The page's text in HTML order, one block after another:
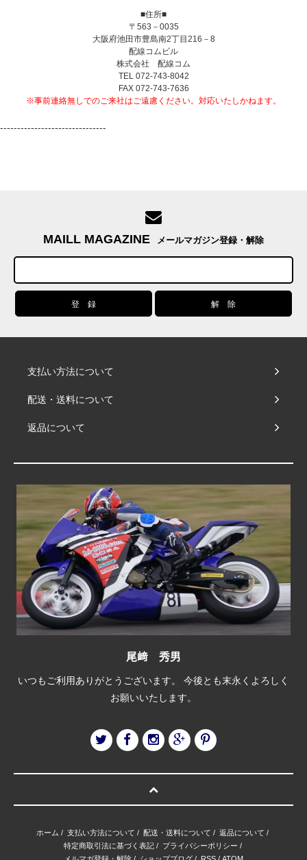
■住所■
〒563－0035
大阪府池田市豊島南2丁目216－8
配線コムビル
株式会社 配線コム
TEL 072-743-8042
FAX 072-743-7636
※事前連絡無しでのご来社はご遠慮ください。対応いたしかねます。
-------------------------------
MAILL MAGAZINE メールマガジン登録・解除
支払い方法について
配送・送料について
返品について
尾﨑 秀男
いつもご利用ありがとうございます。 今後とも末永くよろしく
お願いいたします。
ホーム / 支払い方法について / 配送・送料について / 返品について /
特定商取引法に基づく表記/ プライバシーポリシー /